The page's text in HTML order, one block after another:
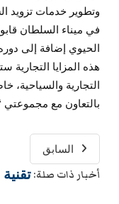
وتطوير خدمات تزويد
في ميناء السلطان
الحيوي إضافة إلى
هذه المزايا
التجارية والسياحية،
بالتعاون مع مجموعتي
السابق
أخبار ذات صلة: